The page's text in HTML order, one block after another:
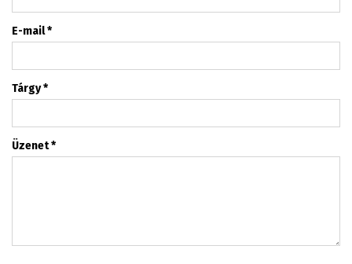
E-mail*
Tárgy*
Üzenet*